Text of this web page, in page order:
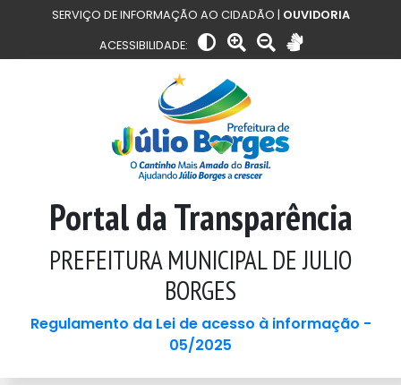
SERVIÇO DE INFORMAÇÃO AO CIDADÃO | OUVIDORIA
ACESSIBILIDADE:
Portal da Transparência
PREFEITURA MUNICIPAL DE JULIO
BORGES
Regulamento da Lei de acesso à informação -
05/2025